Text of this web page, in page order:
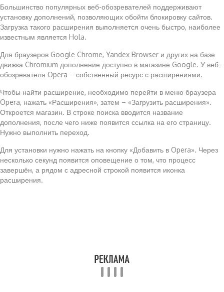
Большинство популярных веб-обозревателей поддерживают
установку дополнений, позволяющих обойти блокировку сайтов.
Загрузка такого расширения выполняется очень быстро, наиболее
известным является Hola.
Для браузеров Google Chrome, Yandex Browser и других на базе
движка Chromium дополнение доступно в магазине Google. У веб-
обозревателя Opera – собственный ресурс с расширениями.
Чтобы найти расширение, необходимо перейти в меню браузера
Opera, нажать «Расширения», затем – «Загрузить расширения».
Откроется магазин. В строке поиска вводится название
дополнения, после чего ниже появится ссылка на его страницу.
Нужно выполнить переход.
Для установки нужно нажать на кнопку «Добавить в Opera». Через
несколько секунд появится оповещение о том, что процесс
завершён, а рядом с адресной строкой появится иконка
расширения.